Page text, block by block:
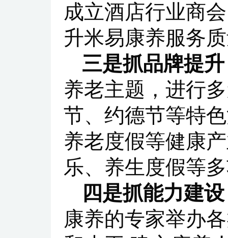
成立酒店行业商
升米易康养服务
三是抓品牌提
养老主题，进行
节、约德节等特
养老度假等健康
乐、养生度假等
四是抓能力建
康养的专家举办